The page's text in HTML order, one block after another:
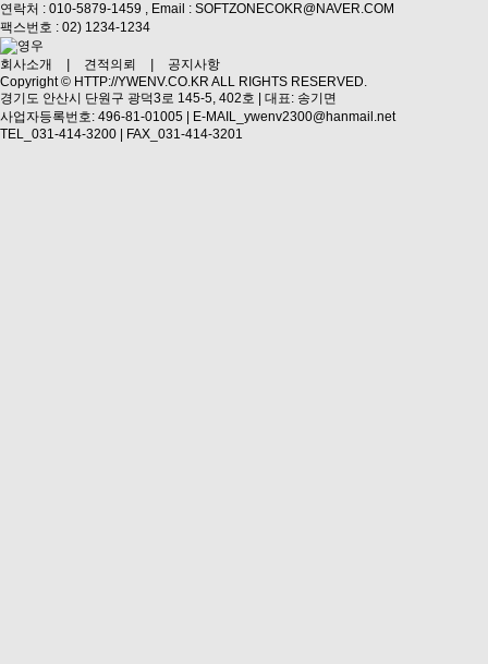
연락처 : 010-5879-1459 , Email : SOFTZONECOKR@NAVER.COM
팩스번호 : 02) 1234-1234
회사소개 견적의뢰
공지사항
Copyright © HTTP://YWENV.CO.KR ALL RIGHTS RESERVED.
경기도 안산시 단원구 광덕3로 145-5, 402호 | 대표: 송기면
사업자등록번호: 496-81-01005 | E-MAIL_ywenv2300@hanmail.net
TEL_031-414-3200 | FAX_031-414-3201